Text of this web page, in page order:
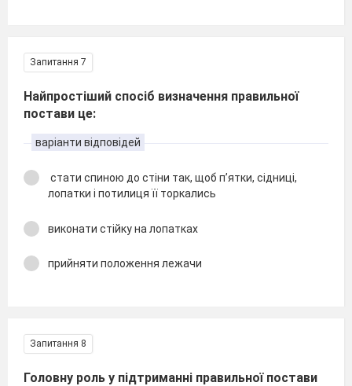
Запитання 7
Найпростіший спосіб визначення правильної
постави це:
варіанти відповідей
стати спиною до стіни так, щоб п’ятки, сідниці,
лопатки і потилиця її торкались
виконати стійку на лопатках
прийняти положення лежачи
Запитання 8
Головну роль у підтриманні правильної постави